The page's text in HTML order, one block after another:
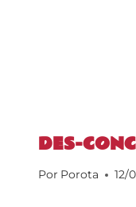
DES-
Por Porota 12/